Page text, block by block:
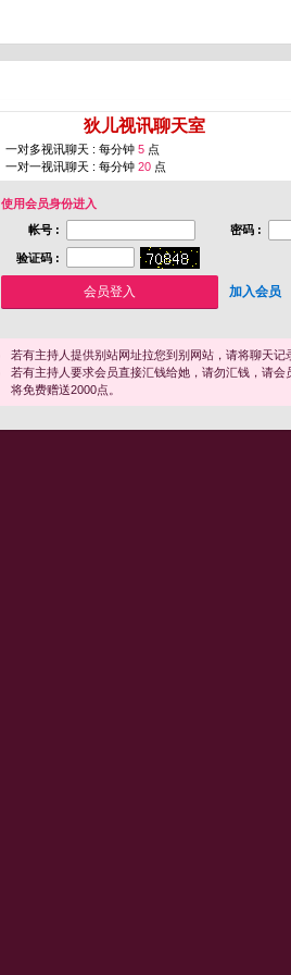
狄儿视讯聊天室
一对多视讯聊天 : 每分钟 5 点
一对一视讯聊天 : 每分钟 20 点
使用会员身份进入
帐号 :
密码 :
验证码 :
加入会员
若有主持人提供别站网址拉您到别网站，请将聊天记
若有主持人要求会员直接汇钱给她，请勿汇钱，请
将免费赠送2000点。